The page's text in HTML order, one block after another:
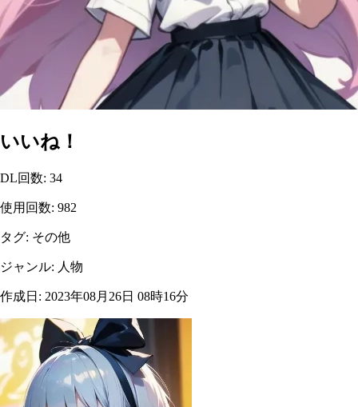
いいね！
DL回数: 34
使用回数: 982
タグ: その他
ジャンル: 人物
作成日 : 2023年08月26日 08時16分